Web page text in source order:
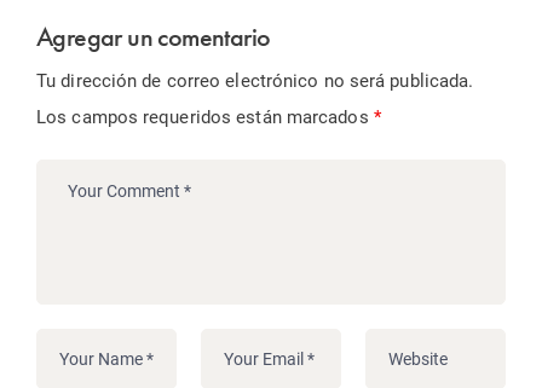
Agregar un comentario
Tu dirección de correo electrónico no será publicada.
Los campos requeridos están marcados *